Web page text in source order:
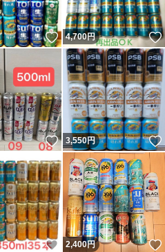
いいね！
4,700円
いいね！
3,550円
いいね！
2,400円